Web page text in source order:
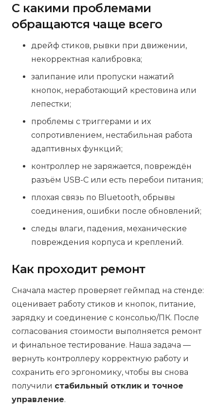
С какими проблемами
обращаются чаще всего
дрейф стиков, рывки при движении,
некорректная калибровка;
залипание или пропуски нажатий
кнопок, неработающий крестовина или
лепестки;
проблемы с триггерами и их
сопротивлением, нестабильная работа
адаптивных функций;
контроллер не заряжается, повреждён
разъём USB-C или есть перебои питания;
плохая связь по Bluetooth, обрывы
соединения, ошибки после обновлений;
следы влаги, падения, механические
повреждения корпуса и креплений.
Как проходит ремонт
Сначала мастер проверяет геймпад на стенде:
оценивает работу стиков и кнопок, питание,
зарядку и соединение с консолью/ПК. После
согласования стоимости выполняется ремонт
и финальное тестирование. Наша задача —
вернуть контроллеру корректную работу и
сохранить его эргономику, чтобы вы снова
получили стабильный отклик и точное
управление.